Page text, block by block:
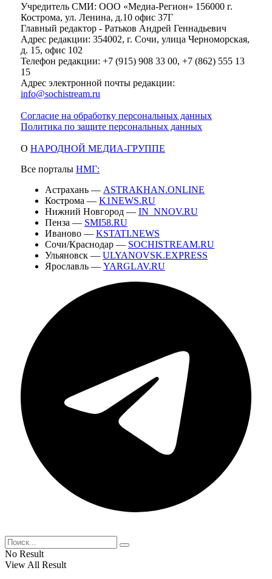
Учредитель СМИ: ООО «Медиа-Регион» 156000 г.
Кострома, ул. Ленина, д.10 офис 37Г
Главный редактор - Ратьков Андрей Геннадьевич
Адрес редакции: 354002, г. Сочи, улица Черноморская,
д. 15, офис 102
Телефон редакции: +7 (915) 908 33 00, +7 (862) 555 13
15
Адрес электронной почты редакции:
info@sochistream.ru
Согласие на обработку персональных данных
Политика по защите персональных данных
О НАРОДНОЙ МЕДИА-ГРУППЕ
Все порталы НМГ:
Астрахань — ASTRAKHAN.ONLINE
Кострома — K1NEWS.RU
Нижний Новгород — IN_NNOV.RU
Пенза — SMI58.RU
Иваново — KSTATI.NEWS
Сочи/Краснодар — SOCHISTREAM.RU
Ульяновск — ULYANOVSK.EXPRESS
Ярославль — YARGLAV.RU
No Result
View All Result